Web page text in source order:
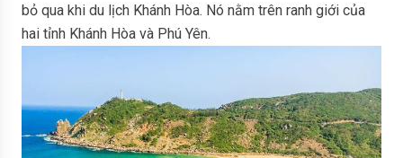
bỏ qua khi du lịch Khánh Hòa. Nó nằm trên ranh giới của
hai tỉnh Khánh Hòa và Phú Yên.